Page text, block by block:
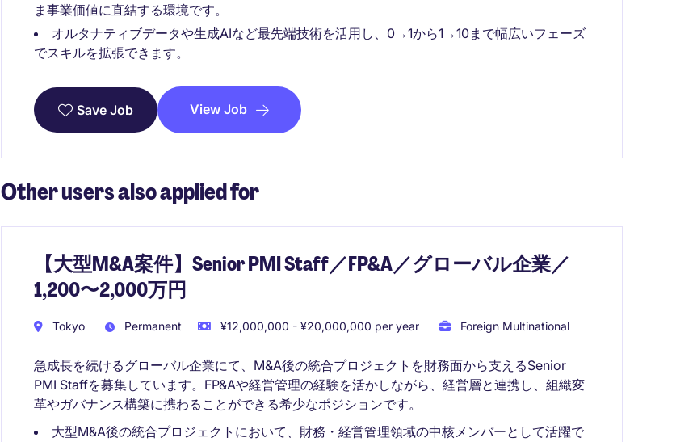
ま事業価値に直結する環境です。
オルタナティブデータや生成AIなど最先端技術を活用し、0→1から1→10まで幅広いフェーズ
でスキルを拡張できます。
Save Job View Job
Other users also applied for
【大型M&A案件】Senior PMI Staff／FP&A／グローバル企業／
1,200〜2,000万円
Tokyo Permanent ¥12,000,000 - ¥20,000,000 per year Foreign Multinational
急成長を続けるグローバル企業にて、M&A後の統合プロジェクトを財務面から支えるSenior
PMI Staffを募集しています。FP&Aや経営管理の経験を活かしながら、経営層と連携し、組織変
革やガバナンス構築に携わることができる希少なポジションです。
大型M&A後の統合プロジェクトにおいて、財務・経営管理領域の中核メンバーとして活躍で